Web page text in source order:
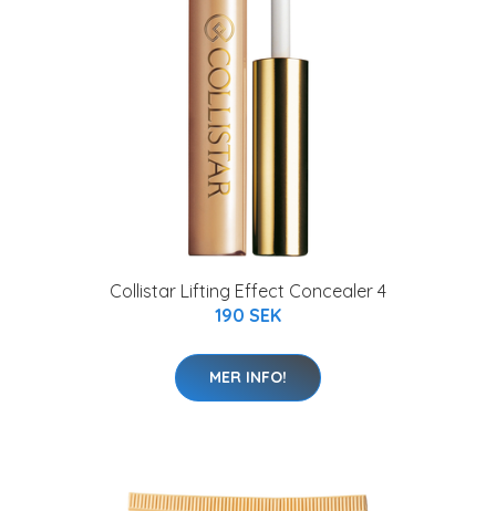
Collistar Lifting Effect Concealer 4
190 SEK
MER INFO!